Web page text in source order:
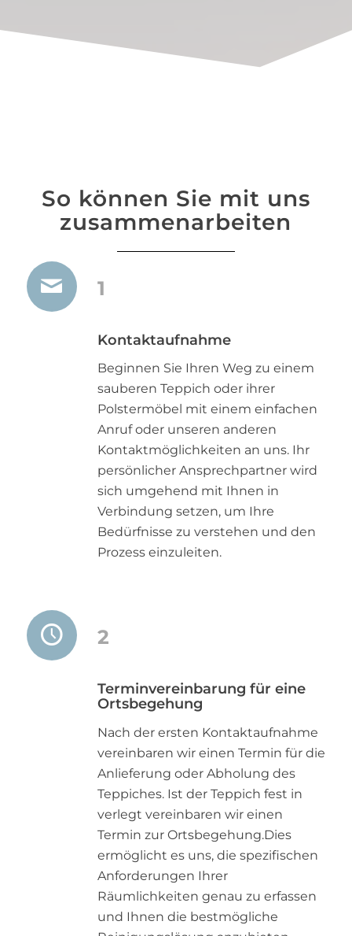
So können Sie mit uns
zusammenarbeiten
1
Kontaktaufnahme
Beginnen Sie Ihren Weg zu einem
sauberen Teppich oder ihrer
Polstermöbel mit einem einfachen
Anruf oder unseren anderen
Kontaktmöglichkeiten an uns. Ihr
persönlicher Ansprechpartner wird
sich umgehend mit Ihnen in
Verbindung setzen, um Ihre
Bedürfnisse zu verstehen und den
Prozess einzuleiten.
2
Terminvereinbarung für eine
Ortsbegehung
Nach der ersten Kontaktaufnahme
vereinbaren wir einen Termin für die
Anlieferung oder Abholung des
Teppiches. Ist der Teppich fest in
verlegt vereinbaren wir einen
Termin zur Ortsbegehung.Dies
ermöglicht es uns, die spezifischen
Anforderungen Ihrer
Räumlichkeiten genau zu erfassen
und Ihnen die bestmögliche